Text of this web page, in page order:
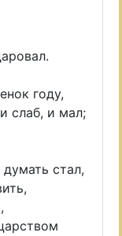
году,
слаб, и мал;
стал,